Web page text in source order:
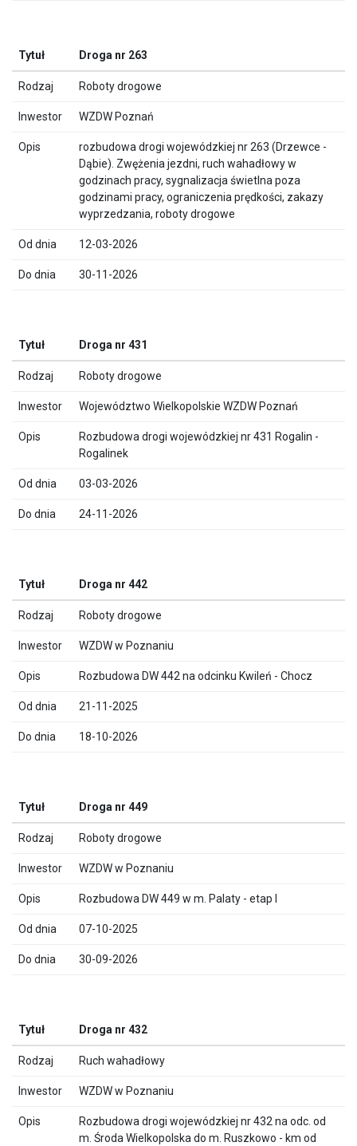
Droga nr 263
Roboty drogowe
WZDW Poznań
rozbudowa drogi wojewódzkiej nr 263 (Drzewce -
Dąbie). Zwężenia jezdni, ruch wahadłowy w
godzinach pracy, sygnalizacja świetlna poza
godzinami pracy, ograniczenia prędkości, zakazy
wyprzedzania, roboty drogowe
12-03-2026
30-11-2026
Droga nr 431
Roboty drogowe
Województwo Wielkopolskie WZDW Poznań
Rozbudowa drogi wojewódzkiej nr 431 Rogalin -
Rogalinek
03-03-2026
24-11-2026
Droga nr 442
Roboty drogowe
WZDW w Poznaniu
Rozbudowa DW 442 na odcinku Kwileń - Chocz
21-11-2025
18-10-2026
Droga nr 449
Roboty drogowe
WZDW w Poznaniu
Rozbudowa DW 449 w m. Palaty - etap I
07-10-2025
30-09-2026
Droga nr 432
Ruch wahadłowy
WZDW w Poznaniu
Rozbudowa drogi wojewódzkiej nr 432 na odc. od
m. Środa Wielkopolska do m. Ruszkowo - km od